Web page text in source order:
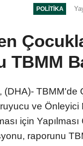
POLITIKA
TBMM
TBMM'de
ve
için
raporunu